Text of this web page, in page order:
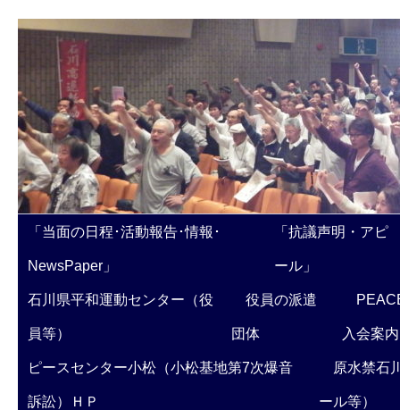
「当面の日程･活動報告･情報･
NewsPaper」
「抗議声明・アピ
ール」
石川県平和運動センター（役
員等）
役員の派遣
団体 入会案内
ピースセンター小松（小松基地第7次爆音
訴訟）ＨＰ
原水禁石
ール等）